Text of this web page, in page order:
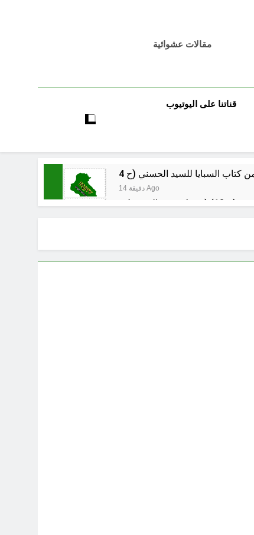
مقالات عشوائية
قناتنا على اليوتيوب
14 دقيقة Ago